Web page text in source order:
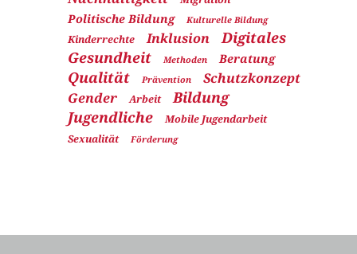
Politische Bildung Kulturelle Bildung
Kinderrechte Inklusion
Digitales
Gesundheit
Methoden Beratung
Qualität Prävention
Schutzkonzept
Gender
Arbeit
Bildung
Jugendliche
Mobile Jugendarbeit
Sexualität
Förderung